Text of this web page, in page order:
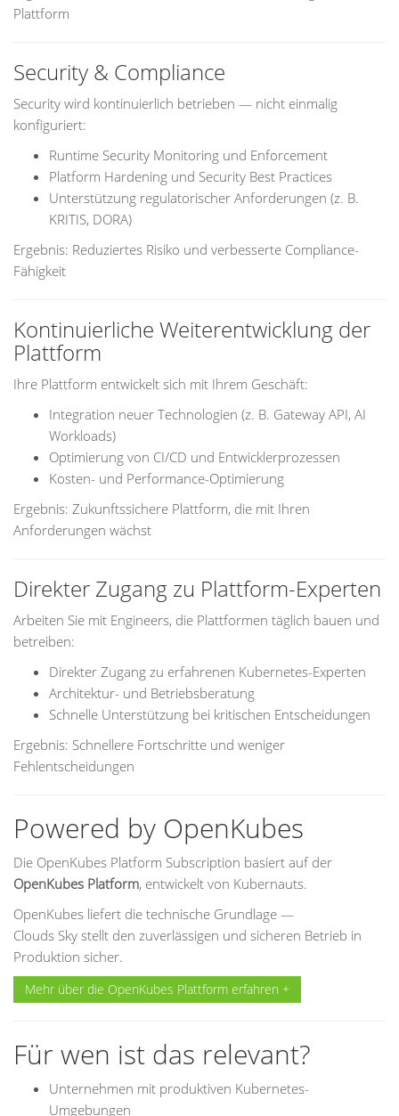
Plattform
Security & Compliance
Security wird kontinuierlich betrieben — nicht einmalig
konfiguriert:
Runtime Security Monitoring und Enforcement
Platform Hardening und Security Best Practices
Unterstützung regulatorischer Anforderungen (z. B.
KRITIS, DORA)
Ergebnis: Reduziertes Risiko und verbesserte Compliance-
Fähigkeit
Kontinuierliche Weiterentwicklung der
Plattform
Ihre Plattform entwickelt sich mit Ihrem Geschäft:
Integration neuer Technologien (z. B. Gateway API, AI
Workloads)
Optimierung von CI/CD und Entwicklerprozessen
Kosten- und Performance-Optimierung
Ergebnis: Zukunftssichere Plattform, die mit Ihren
Anforderungen wächst
Direkter Zugang zu Plattform-Experten
Arbeiten Sie mit Engineers, die Plattformen täglich bauen und
betreiben:
Direkter Zugang zu erfahrenen Kubernetes-Experten
Architektur- und Betriebsberatung
Schnelle Unterstützung bei kritischen Entscheidungen
Ergebnis: Schnellere Fortschritte und weniger
Fehlentscheidungen
Powered by OpenKubes
Die OpenKubes Platform Subscription basiert auf der
OpenKubes Platform, entwickelt von Kubernauts.
OpenKubes liefert die technische Grundlage —
Clouds Sky stellt den zuverlässigen und sicheren Betrieb in
Produktion sicher.
Mehr über die OpenKubes Plattform erfahren +
Für wen ist das relevant?
Unternehmen mit produktiven Kubernetes-
Umgebungen